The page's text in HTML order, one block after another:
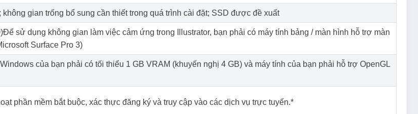
gian trống bổ sung cần thiết trong quá trình cài đặt; SSD được đề xuất
sử dụng không gian làm việc cảm ứng trong Illustrator, bạn phải có máy tính bảng / màn hình hỗ trợ màn
Surface Pro 3)
của bạn phải có tối thiểu 1 GB VRAM (khuyến nghị 4 GB) và máy tính của bạn phải hỗ trợ OpenGL
phần mềm bắt buộc, xác thực đăng ký và truy cập vào các dịch vụ trực tuyến.*